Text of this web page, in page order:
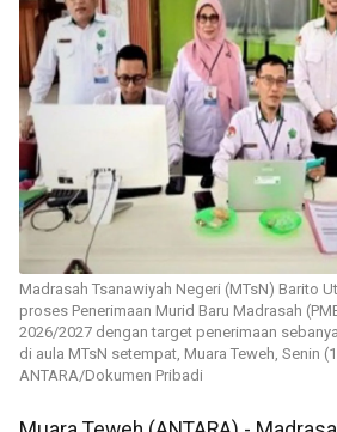
Madrasah Tsanawiyah Negeri (MTsN) Barito
proses Penerimaan Murid Baru Madrasah
2026/2027 dengan target penerimaan
di aula MTsN setempat, Muara Teweh, Senin
ANTARA/Dokumen Pribadi